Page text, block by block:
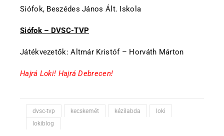
Siófok, Beszédes János Ált. Iskola
Siófok – DVSC-TVP
Játékvezetők: Altmár Kristóf – Horváth Márton
Hajrá Loki! Hajrá Debrecen!
dvsc-tvp kecskemét kézilabda
loki
lokiblog